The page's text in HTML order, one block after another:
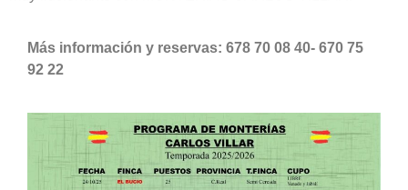
Más información y reservas: 678 70 08 40- 670 75
92 22